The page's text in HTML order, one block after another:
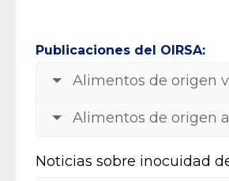
Publicaciones del OIRSA:
Alimentos de origen
Alimentos de origen
Noticias sobre inocuidad